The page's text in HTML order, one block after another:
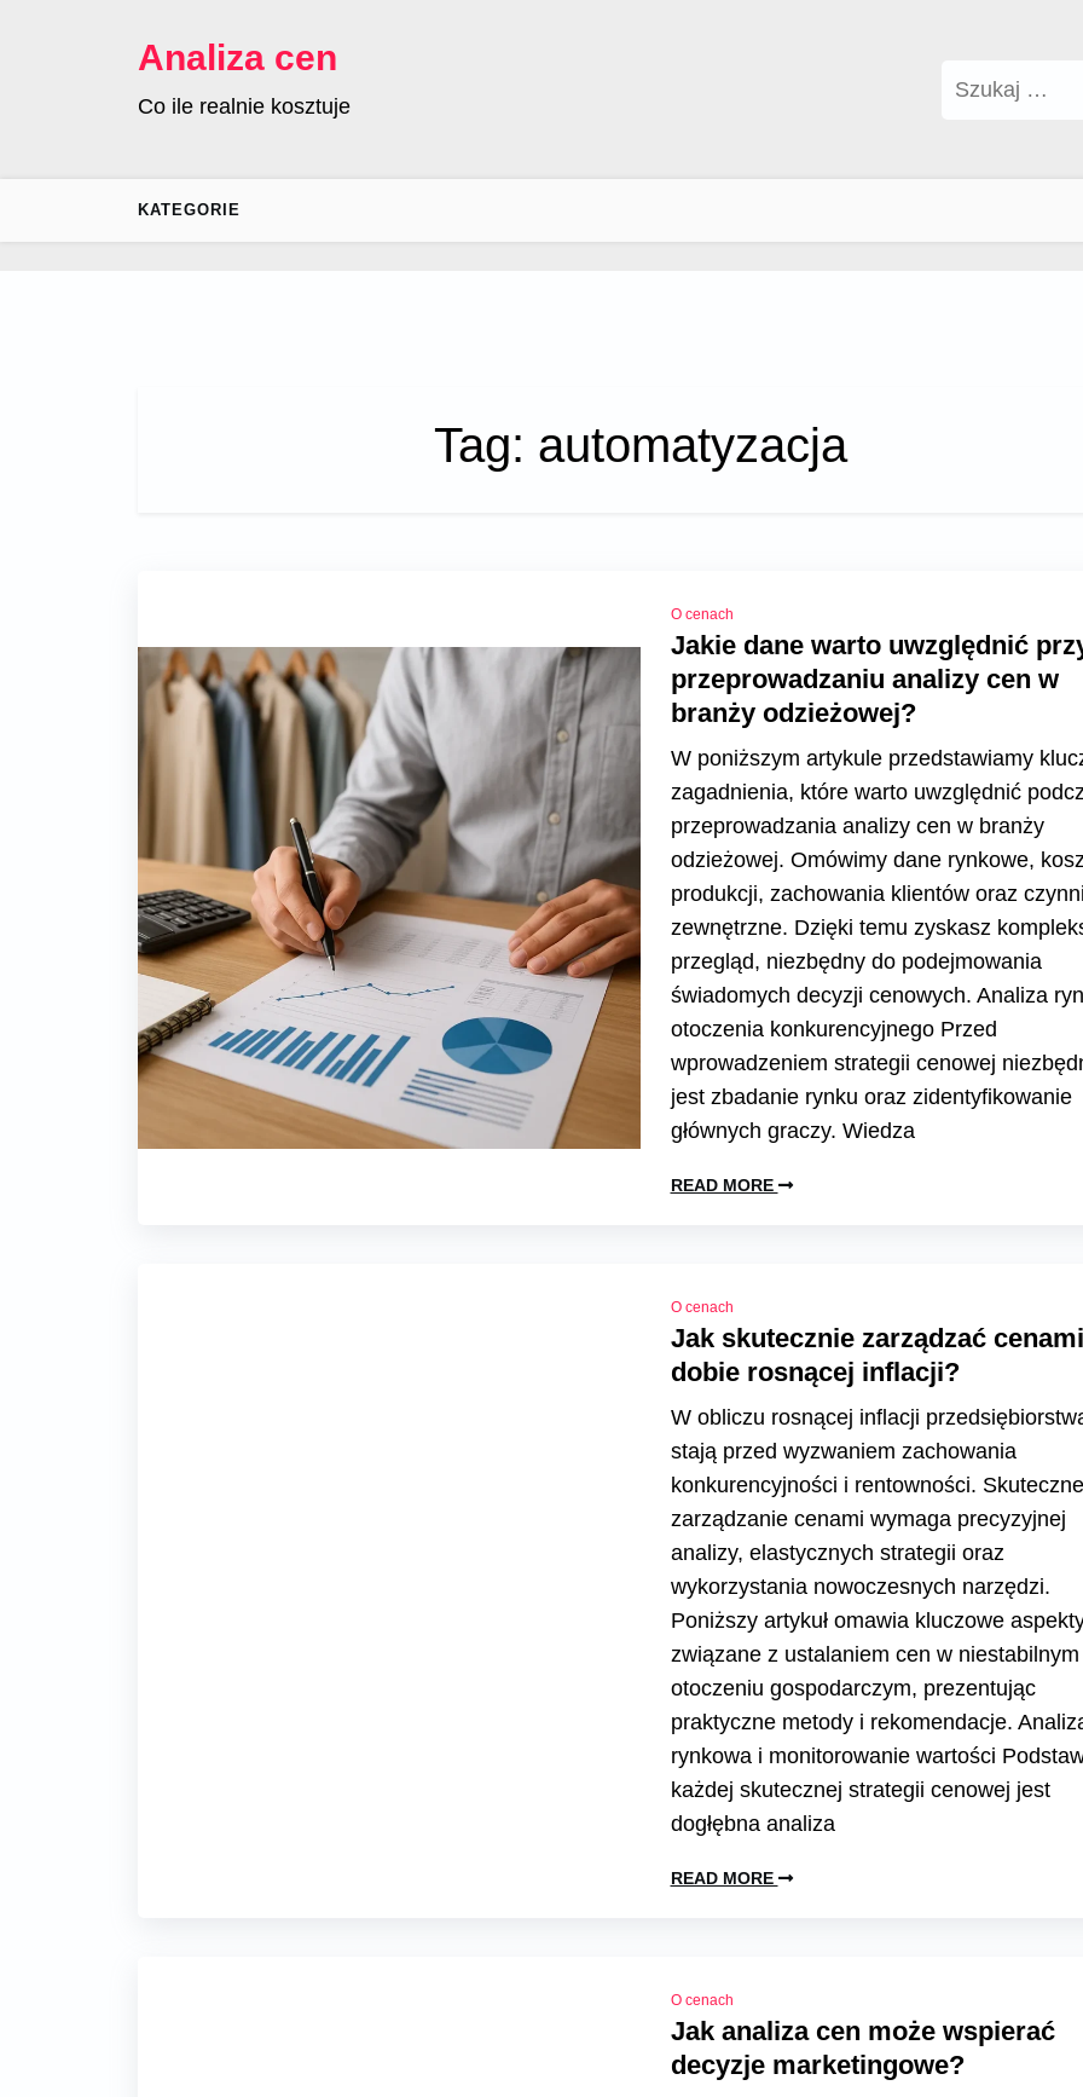
Analiza cen
Co ile realnie kosztuje
Szukaj:
KATEGORIE
Tag: automatyzacja
O cenach
Jakie dane warto uwzględnić
przeprowadzaniu analizy cen w
branży odzieżowej?
W poniższym artykule przedstawiamy
zagadnienia, które warto uwzględnić
przeprowadzania analizy cen w branży
odzieżowej. Omówimy dane rynkowe,
produkcji, zachowania klientów oraz
zewnętrzne. Dzięki temu zyskasz
przegląd, niezbędny do podejmowania
świadomych decyzji cenowych. Analiza
otoczenia konkurencyjnego Przed
wprowadzeniem strategii cenowej
jest zbadanie rynku oraz zidentyfikowanie
głównych graczy. Wiedza
READ MORE
O cenach
Jak skutecznie zarządzać
dobie rosnącej inflacji?
W obliczu rosnącej inflacji
stają przed wyzwaniem zachowania
konkurencyjności i rentowności. Skuteczne
zarządzanie cenami wymaga precyzyjnej
analizy, elastycznych strategii oraz
wykorzystania nowoczesnych narzędzi.
Poniższy artykuł omawia kluczowe
związane z ustalaniem cen w niestabilnym
otoczeniu gospodarczym, prezentując
praktyczne metody i rekomendacje.
rynkowa i monitorowanie wartości
każdej skutecznej strategii cenowej jest
dogłębna analiza
READ MORE
O cenach
Jak analiza cen może wspierać
decyzje marketingowe?